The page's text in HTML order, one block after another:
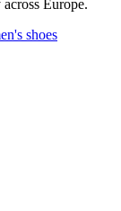
Europe.
shoes